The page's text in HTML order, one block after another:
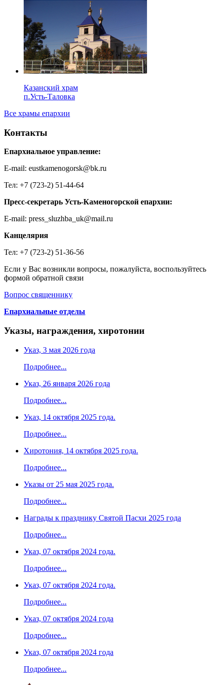
Казанский храм
п.Усть-Таловка
Все храмы епархии
Контакты
Епархиальное управление:
E-mail: eustkamenogorsk@bk.ru
Тел: +7 (723-2) 51-44-64
Пресс-секретарь Усть-Каменогорской епархии:
E-mail: press_sluzhba_uk@mail.ru
Канцелярия
Тел: +7 (723-2) 51-36-56
Если у Вас возникли вопросы, пожалуйста, воспользуйтесь
формой обратной связи
Вопрос священнику
Епархиальные отделы
Указы, награждения, хиротонии
Указ, 3 мая 2026 года
Подробнее...
Указ, 26 января 2026 года
Подробнее...
Указ, 14 октября 2025 года.
Подробнее...
Хиротония, 14 октября 2025 года.
Подробнее...
Указы от 25 мая 2025 года.
Подробнее...
Награды к празднику Святой Пасхи 2025 года
Подробнее...
Указ, 07 октября 2024 года.
Подробнее...
Указ, 07 октября 2024 года.
Подробнее...
Указ, 07 октября 2024 года
Подробнее...
Указ, 07 октября 2024 года
Подробнее...